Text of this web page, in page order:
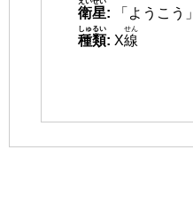
衛星:
「ようこう」
種類
しゅるい
: X線
せん